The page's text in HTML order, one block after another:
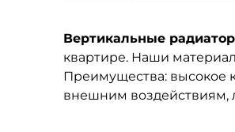
Вертикальные
квартире. Наши
Преимущества: высокое
внешним воздействиям,